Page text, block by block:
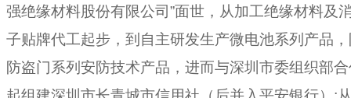
强绝缘材料股份有限公司”面世，从加工绝缘材料及
子贴牌代工起步，到自主研发生产微电池系列产品
防盗门系列安防技术产品，进而与深圳市委组织部